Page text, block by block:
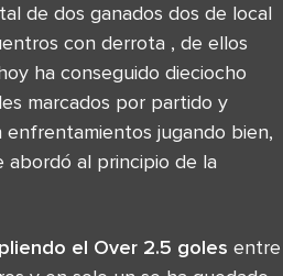
de dos ganados dos de local
con derrota , de ellos
ha conseguido dieciocho
marcados por partido y
enfrentamientos jugando bien,
al principio de la
el Over 2.5 goles entre